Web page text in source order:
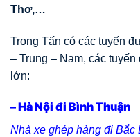
Thơ,…
Trọng Tấn có các tuyến
– Trung – Nam, các
lớn:
– Hà Nội đi Bình Thuận
Nhà xe ghép hàng đi Bắc